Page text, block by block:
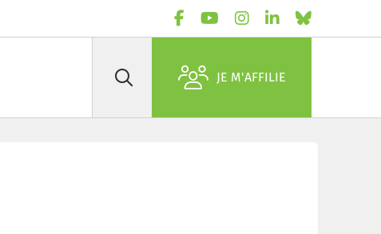
Rechercher JE M'AFFILIE